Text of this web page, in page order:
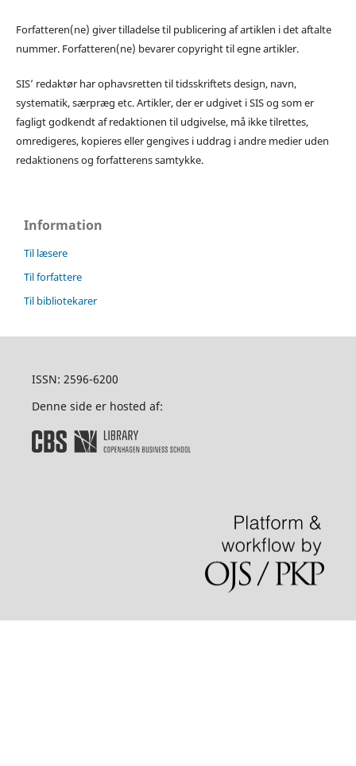
Forfatteren(ne) giver tilladelse til publicering af artiklen i det aftalte
nummer. Forfatteren(ne) bevarer copyright til egne artikler.
SIS’ redaktør har ophavsretten til tidsskriftets design, navn,
systematik, særpræg etc. Artikler, der er udgivet i SIS og som er
fagligt godkendt af redaktionen til udgivelse, må ikke tilrettes,
omredigeres, kopieres eller gengives i uddrag i andre medier uden
redaktionens og forfatterens samtykke.
Information
Til læsere
Til forfattere
Til bibliotekarer
ISSN: 2596-6200
Denne side er hosted af: